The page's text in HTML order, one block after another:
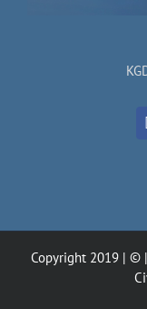
Copyright 2019 | ©